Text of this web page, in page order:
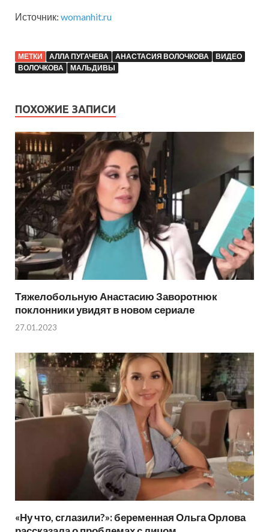
Источник: womanhit.ru
МЕТКИ АЛЛА ПУГАЧЕВА АНАСТАСИЯ ВОЛОЧКОВА
ВИДЕО
ВОЛОЧКОВА
МАЛЬДИВЫ
ПОХОЖИЕ ЗАПИСИ
Тяжелобольную Анастасию Заворотнюк
поклонники увидят в новом сериале
27.01.2023
«Ну что, сглазили?»: беременная Ольга Орлова